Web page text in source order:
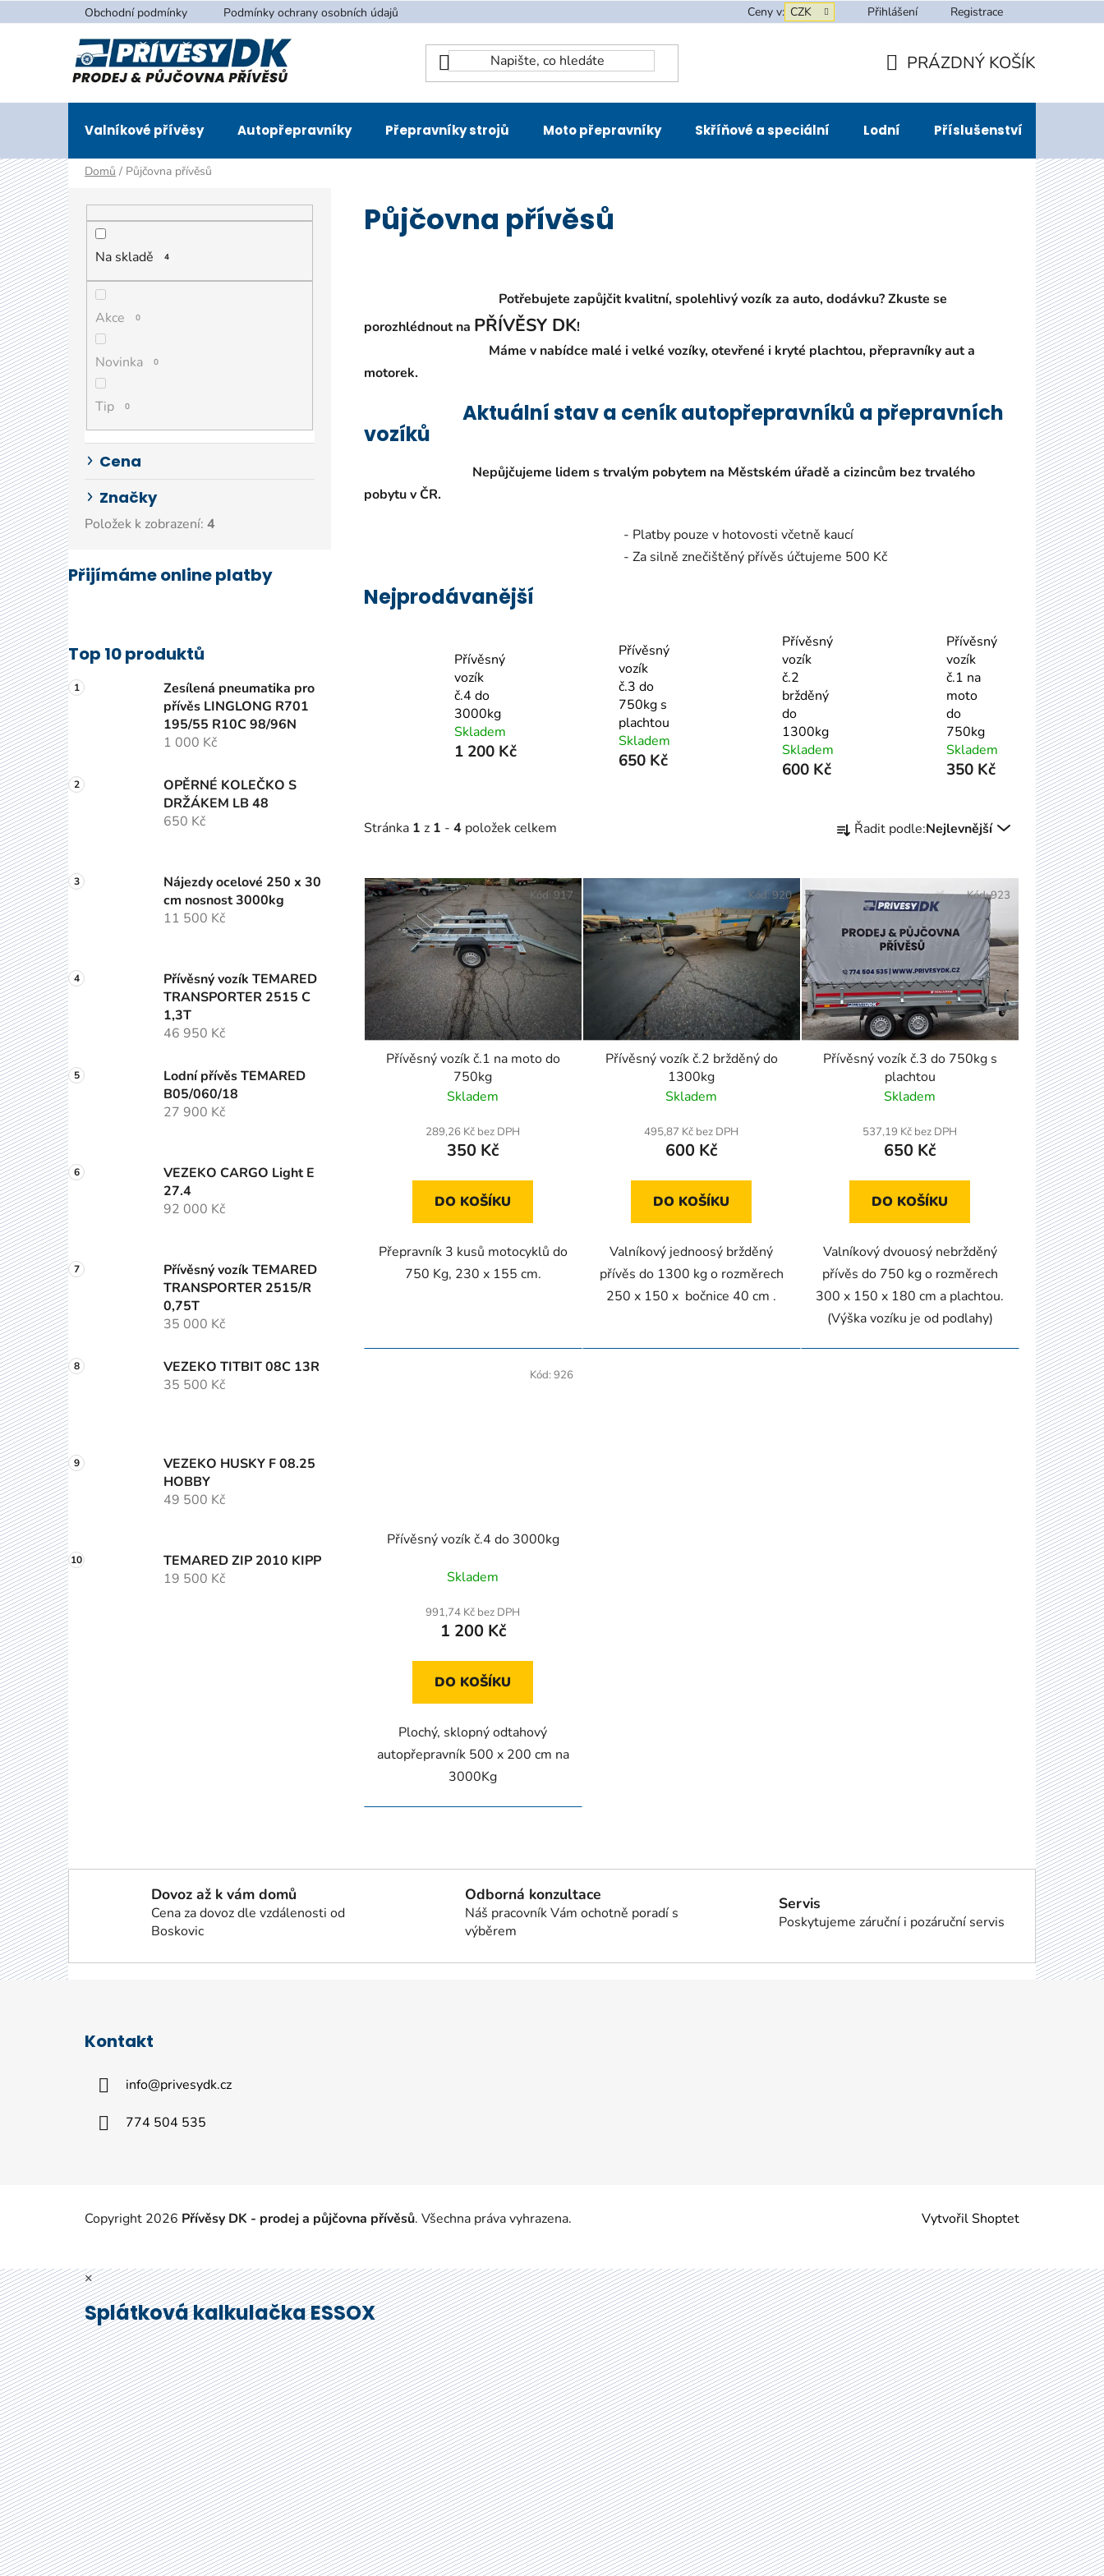
na
Obchodní podmínky Podmínky ochrany osobních údajů Ceny v: CZK Přihlášení Registrace
KOŠÍK
PRÁZDNÝ KOŠÍK
Valníkové přívěsy Autopřepravníky Přepravníky strojů Moto přepravníky Skříňové a speciální Lodní Příslušenství
Domů / Půjčovna přívěsů
P
o
s
t
r
a
n
n
í
p
a
n
e
l
Na skladě 4
Akce 0
Novinka 0
Tip 0
Cena
Značky
Položek k zobrazení: 4
Přijímáme online platby
Top 10 produktů
Zesílená pneumatika pro
přívěs LINGLONG R701
195/55 R10C 98/96N
1 000 Kč
OPĚRNÉ KOLEČKO S
DRŽÁKEM LB 48
650 Kč
Nájezdy ocelové 250 x 30
cm nosnost 3000kg
11 500 Kč
Přívěsný vozík TEMARED
TRANSPORTER 2515 C
1,3T
46 950 Kč
Lodní přívěs TEMARED
B05/060/18
27 900 Kč
VEZEKO CARGO Light E
27.4
92 000 Kč
Přívěsný vozík TEMARED
TRANSPORTER 2515/R
0,75T
35 000 Kč
VEZEKO TITBIT 08C 13R
35 500 Kč
VEZEKO HUSKY F 08.25
HOBBY
49 500 Kč
TEMARED ZIP 2010 KIPP
19 500 Kč
Půjčovna přívěsů
Potřebujete zapůjčit kvalitní, spolehlivý vozík za auto, dodávku? Zkuste se
porozhlédnout na PŘÍVĚSY DK!
Máme v nabídce malé i velké vozíky, otevřené i kryté plachtou, přepravníky aut a
motorek.
Aktuální stav a ceník autopřepravníků a přepravních
vozíků
Nepůjčujeme lidem s trvalým pobytem na Městském úřadě a cizincům bez trvalého
pobytu v ČR.
- Platby pouze v hotovosti včetně kaucí
- Za silně znečištěný přívěs účtujeme 500 Kč
Nejprodávanější
Přívěsný
vozík
č.4 do
3000kg
Skladem
1 200 Kč
Přívěsný
vozík
č.3 do
750kg s
plachtou
Skladem
650 Kč
Přívěsný
vozík
č.2
bržděný
do
1300kg
Skladem
600 Kč
Přívěsný
vozík
č.1 na
moto
do
750kg
Skladem
350 Kč
Stránka 1 z 1 - 4 položek celkem a
p
r
o
d
u
k
t
Řadit podle:Nejlevnější
V
ý
p
i
p
r
o
d Přívěsný vozík č.1 na moto do
750kg
Skladem
289,26 Kč bez DPH
350 Kč
DO KOŠÍKU
Přepravník 3 kusů motocyklů do
750 Kg, 230 x 155 cm.
Kód: 917
Přívěsný vozík č.2 bržděný do
1300kg
Skladem
495,87 Kč bez DPH
600 Kč
DO KOŠÍKU
Valníkový jednoosý bržděný
přívěs do 1300 kg o rozměrech
250 x 150 x bočnice 40 cm .
Kód:920
Přívěsný vozík č.3 do 750kg s
plachtou
Skladem
537,19 Kč bez DPH
650 Kč
DO KOŠÍKU
Valníkový dvouosý nebržděný
přívěs do 750 kg o rozměrech
300 x 150 x 180 cm a plachtou.
(Výška vozíku je od podlahy)
Kód:923
Přívěsný vozík č.4 do 3000kg
Skladem
991,74 Kč bez DPH
1 200 Kč
DO KOŠÍKU
Plochý, sklopný odtahový
autopřepravník 500 x 200 cm na
3000Kg
Kód: 926
l
í
Dovoz až k vám domů
Cena za dovoz dle vzdálenosti od
Boskovic
Odborná konzultace
Náš pracovník Vám ochotně poradí s
výběrem
Servis
Poskytujeme záruční i pozáruční servis
Kontakt
info@privesydk.cz
774 504 535
Vytvořil Shoptet
Copyright 2026 Přívěsy DK - prodej a půjčovna přívěsů. Všechna práva vyhrazena.
×
Splátková kalkulačka ESSOX